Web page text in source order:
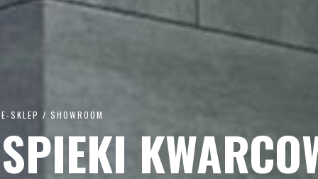
E-SKLEP / SHOWROOM
SPIEKI